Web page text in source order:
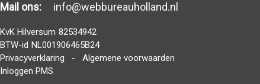
Mail ons:
info@webbureauholland.nl
KvK Hilversum 82534942
BTW-id NL001906465B24
Privacyverklaring -Algemene voorwaarden
Inloggen PMS